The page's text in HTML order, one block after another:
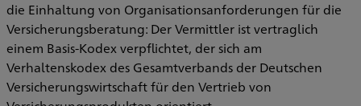
die Einhaltung von Organisationsanforderungen für die
Versicherungsberatung: Der Vermittler ist vertraglich
einem Basis-Kodex verpflichtet, der sich am
Verhaltenskodex des Gesamtverbands der Deutschen
Versicherungswirtschaft für den Vertrieb von